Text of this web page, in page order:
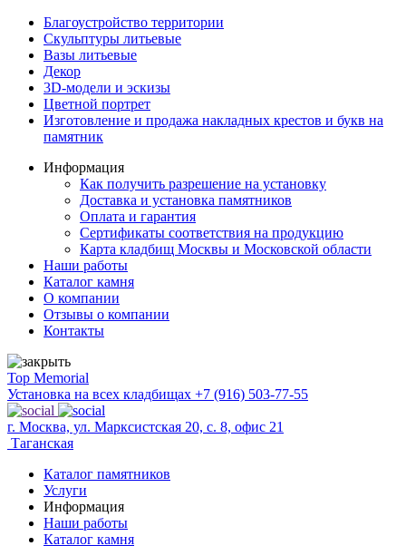
Благоустройство территории
Скульптуры литьевые
Вазы литьевые
Декор
3D-модели и эскизы
Цветной портрет
Изготовление и продажа накладных крестов и букв на
памятник
Информация
Как получить разрешение на установку
Доставка и установка памятников
Оплата и гарантия
Сертификаты соответствия на продукцию
Карта кладбищ Москвы и Московской области
Наши работы
Каталог камня
О компании
Отзывы о компании
Контакты
Top Memorial
Установка на всех кладбищах +7 (916) 503-77-55
г. Москва, ул. Марксистская 20, с. 8, офис 21
Таганская
Каталог памятников
Услуги
Информация
Наши работы
Каталог камня